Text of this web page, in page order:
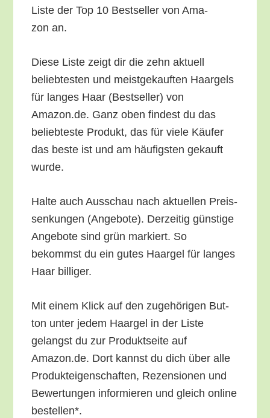
Lis­te der Top 10 Best­sel­ler von Ama­
zon an.
Die­se Lis­te zeigt dir die zehn aktu­ell
belieb­tes­ten und meist­ge­kauf­ten Haar­gels
für lan­ges Haar (Best­sel­ler) von
Amazon.de. Ganz oben fin­dest du das
belieb­tes­te Pro­dukt, das für vie­le Käu­fer
das bes­te ist und am häu­figs­ten gekauft
wurde.
Hal­te auch Aus­schau nach aktu­el­len Preis­
sen­kun­gen (Ange­bo­te). Der­zei­tig güns­ti­ge
Ange­bo­te sind grün mar­kiert. So
bekommst du ein gutes Haar­gel für lan­ges
Haar billiger.
Mit einem Klick auf den zuge­hö­ri­gen But­
ton unter jedem Haar­gel in der Lis­te
gelangst du zur Pro­dukt­sei­te auf
Amazon.de. Dort kannst du dich über alle
Pro­duk­tei­gen­schaf­ten, Rezen­sio­nen und
Bewer­tun­gen infor­mie­ren und gleich online
bestellen*.